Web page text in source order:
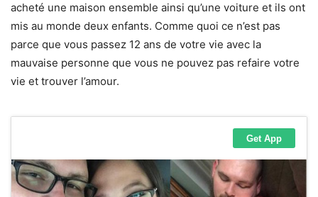
acheté une maison ensemble ainsi qu’une voiture et ils ont
mis au monde deux enfants. Comme quoi ce n’est pas
parce que vous passez 12 ans de votre vie avec la
mauvaise personne que vous ne pouvez pas refaire votre
vie et trouver l’amour.